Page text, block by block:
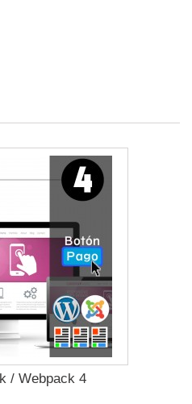
/ Webpack 4